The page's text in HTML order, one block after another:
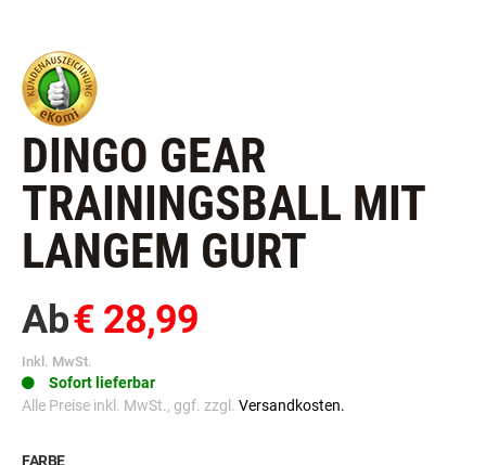
DINGO GEAR
TRAININGSBALL MIT
LANGEM GURT
Ab€ 28,99
Inkl. MwSt.
Sofort lieferbar
Alle Preise inkl. MwSt., ggf. zzgl. Versandkosten.
FARBE